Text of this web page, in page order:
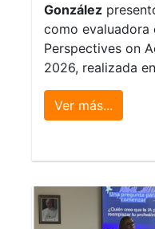
González
como
Perspectives on
2026, realizada
Ver más...